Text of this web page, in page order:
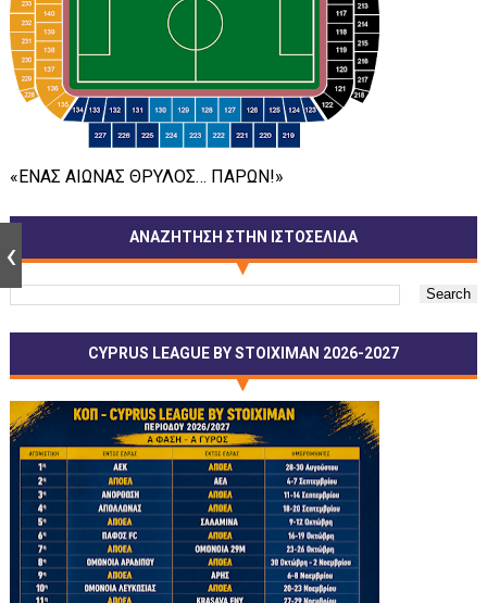
«ΕΝΑΣ ΑΙΩΝΑΣ ΘΡΥΛΟΣ… ΠΑΡΩΝ!»
ΑΝΑΖΗΤΗΣΗ ΣΤΗΝ ΙΣΤΟΣΕΛΙΔΑ
CYPRUS LEAGUE BY STOIXIMAN 2026-2027